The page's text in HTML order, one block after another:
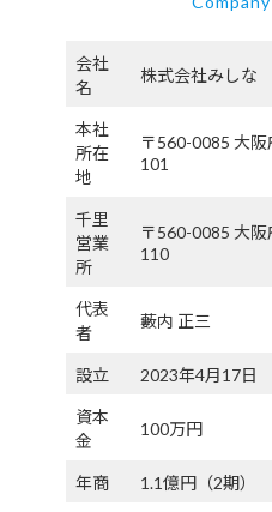
会社
名
株式会社みしな
本社
所在
地
〒560-0085 大
101
千里
営業
所
〒560-0085 大
110
代表
者
藪内 正三
設立 2023年4月17日
資本
金
100万円
年商 1.1億円（2期）